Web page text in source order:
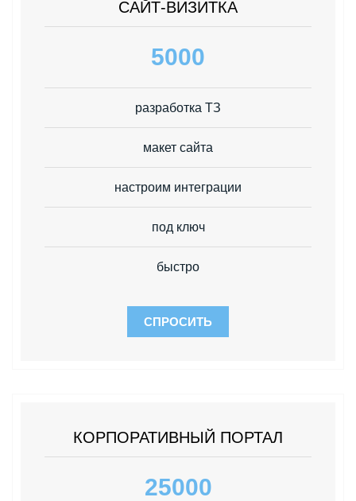
САЙТ-ВИЗИТКА
5000
разработка ТЗ
макет сайта
настроим интеграции
под ключ
быстро
СПРОСИТЬ
КОРПОРАТИВНЫЙ ПОРТАЛ
25000